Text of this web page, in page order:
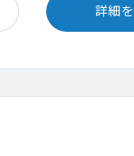
詳細